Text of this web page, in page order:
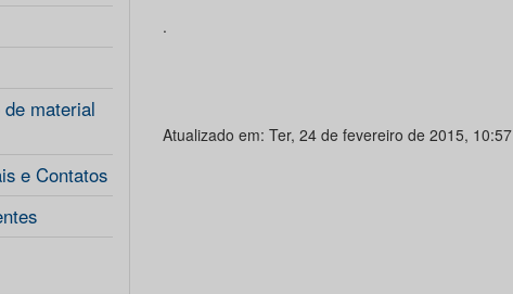
de material
e Contatos
.
Atualizado em: Ter, 24 de fevereiro de 2015, 10:57